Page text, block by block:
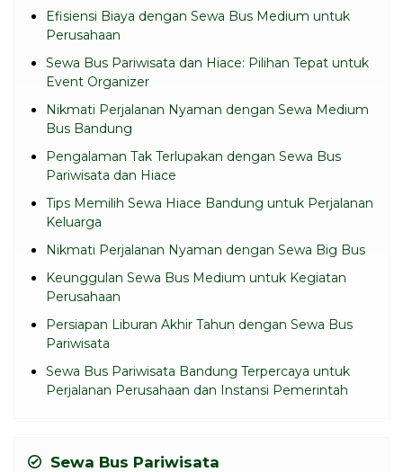
Efisiensi Biaya dengan Sewa Bus Medium untuk
Perusahaan
Sewa Bus Pariwisata dan Hiace: Pilihan Tepat untuk
Event Organizer
Nikmati Perjalanan Nyaman dengan Sewa Medium
Bus Bandung
Pengalaman Tak Terlupakan dengan Sewa Bus
Pariwisata dan Hiace
Tips Memilih Sewa Hiace Bandung untuk Perjalanan
Keluarga
Nikmati Perjalanan Nyaman dengan Sewa Big Bus
Keunggulan Sewa Bus Medium untuk Kegiatan
Perusahaan
Persiapan Liburan Akhir Tahun dengan Sewa Bus
Pariwisata
Sewa Bus Pariwisata Bandung Terpercaya untuk
Perjalanan Perusahaan dan Instansi Pemerintah
Sewa Bus Pariwisata